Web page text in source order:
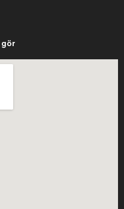
gör